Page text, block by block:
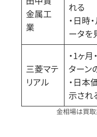
金属工
業
れる
・日時
ータを
三菱マテ
リアル
・1ヶ
ターン
・日本
示され
金相場は買取